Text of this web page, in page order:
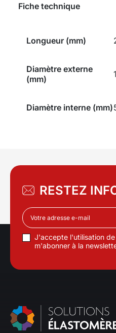
Fiche technique
Longueur (mm)
Diamètre externe
(mm)
Diamètre interne (mm)
RESTEZ
J'accepte l'utilisation
m'abonner à la